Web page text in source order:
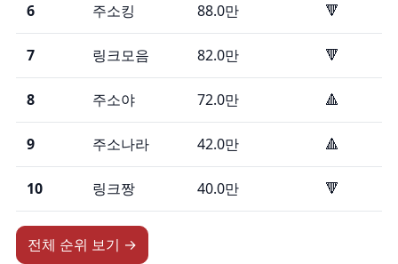
6 주소킹 88.0만 🔻
7 링크모음 82.0만 🔻
8 주소야 72.0만 🔺
9 주소나라 42.0만 🔺
10 링크짱 40.0만 🔻
전체 순위 보기 →